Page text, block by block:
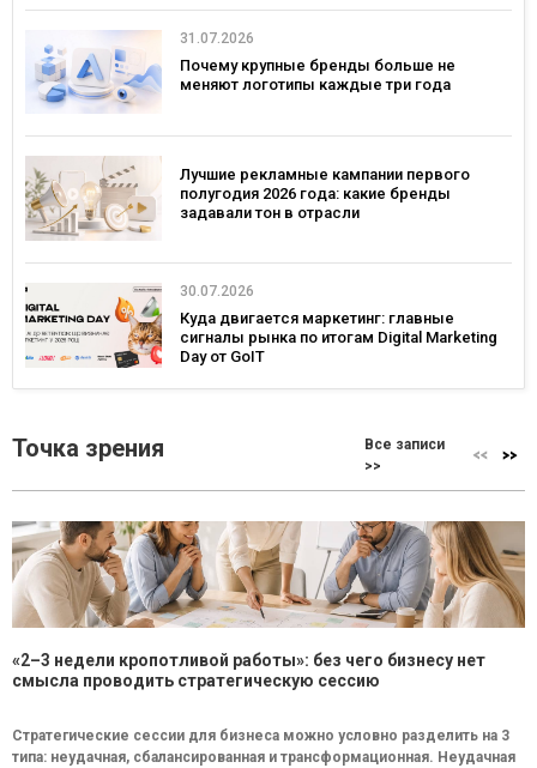
31.07.2026
Почему крупные бренды больше не
меняют логотипы каждые три года
Лучшие рекламные кампании первого
полугодия 2026 года: какие бренды
задавали тон в отрасли
30.07.2026
Куда двигается маркетинг: главные
сигналы рынка по итогам Digital Marketing
Day от GoIT
Точка зрения
Все записи
>>
«2–3 недели кропотливой работы»: без чего бизнесу нет
смысла проводить стратегическую сессию
Стратегические сессии для бизнеса можно условно разделить на 3
типа: неудачная, сбалансированная и трансформационная. Неудачная